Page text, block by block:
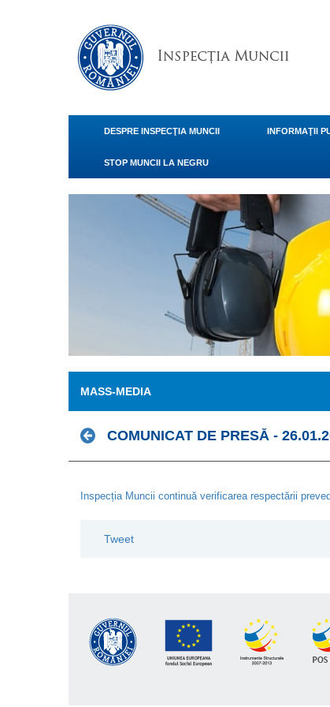
DESPRE INSPECŢIA MUNCII INFORMAŢII
STOP MUNCII LA NEGRU
MASS-MEDIA
COMUNICAT DE PRESĂ -
Inspecția Muncii continuă verificarea respectării
Tweet